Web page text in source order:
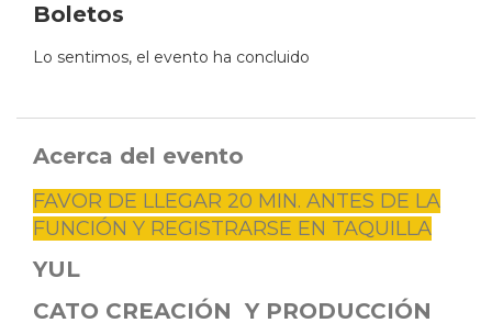
Boletos
Lo sentimos, el evento ha concluido
Acerca del evento
FAVOR DE LLEGAR 20 MIN. ANTES DE LA
FUNCIÓN Y REGISTRARSE EN TAQUILLA
YUL
CATO CREACIÓN Y PRODUCCIÓN